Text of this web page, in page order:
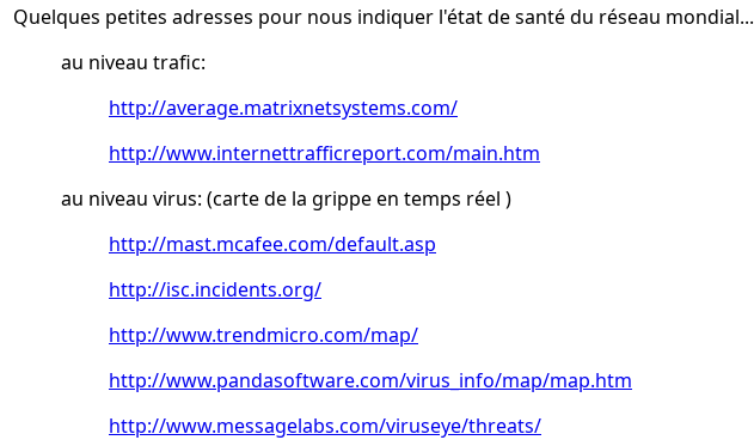
Quelques petites adresses pour nous indiquer l'état de santé du réseau mondial...
au niveau trafic:
http://average.matrixnetsystems.com/
http://www.internettrafficreport.com/main.htm
au niveau virus: (carte de la grippe en temps réel )
http://mast.mcafee.com/default.asp
http://isc.incidents.org/
http://www.trendmicro.com/map/
http://www.pandasoftware.com/virus_info/map/map.htm
http://www.messagelabs.com/viruseye/threats/